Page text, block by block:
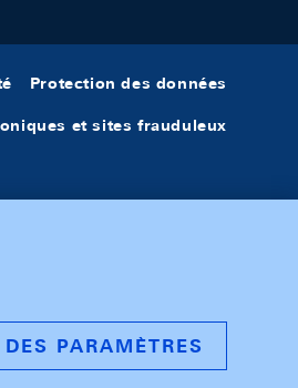
Protection des données
et sites frauduleux
PARAMÈTRES